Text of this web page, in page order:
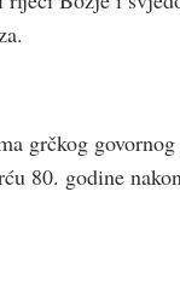
grčkog
80. godine